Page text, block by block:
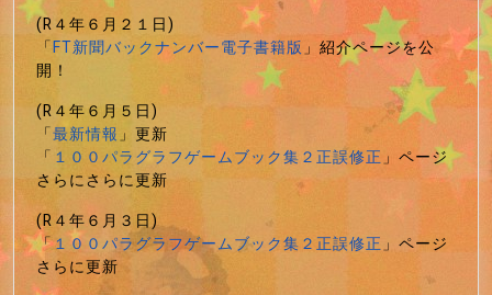
(R４年６月２１日)
「FT新聞バックナンバー電子書籍版」紹介ページを公
開！
(R４年６月５日)
「最新情報」更新
「 １００パラグラフゲームブック集２正誤修正」ページ
さらにさらに更新
(R４年６月３日)
「１００パラグラフゲームブック集２正誤修正」ページ
さらに更新